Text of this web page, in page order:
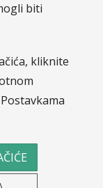
nas na :
biti
kliknite